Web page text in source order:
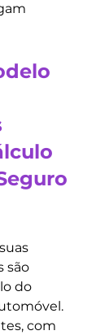
são
do
com